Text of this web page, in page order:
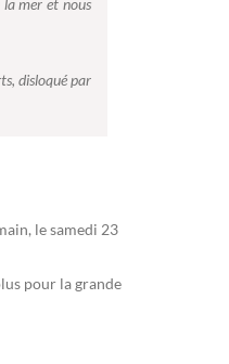
la mer et nous
disloqué par
le samedi 23
pour la grande